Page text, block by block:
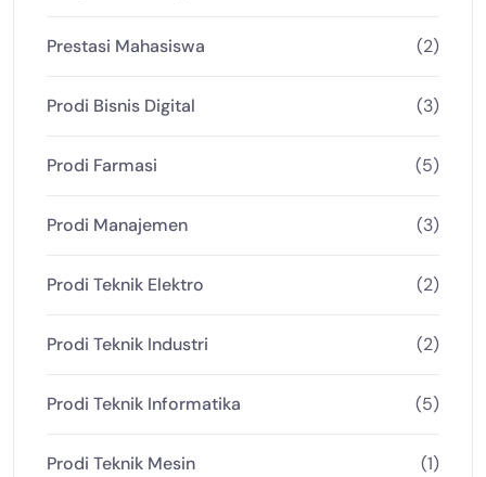
Prestasi Mahasiswa (2)
Prodi Bisnis Digital (3)
Prodi Farmasi (5)
Prodi Manajemen (3)
Prodi Teknik Elektro (2)
Prodi Teknik Industri (2)
Prodi Teknik Informatika (5)
Prodi Teknik Mesin (1)